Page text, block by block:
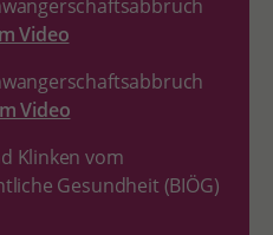
Video
Video
Klinken vom
Gesundheit (BIÖG)